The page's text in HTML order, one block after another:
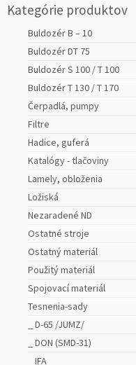
Kategórie produktov
Buldozér B – 10
Buldozér DT 75
Buldozér S 100 / T 100
Buldozér T 130 / T 170
Čerpadlá, pumpy
Filtre
Hadice, guferá
Katalógy - tlačoviny
Lamely, obloženia
Ložiská
Nezaradené ND
Ostatné stroje
Ostatný materiál
Použitý materiál
Spojovací materiál
Tesnenia-sady
_ D-65 /JUMZ/
_ DON (SMD-31)
_ IFA